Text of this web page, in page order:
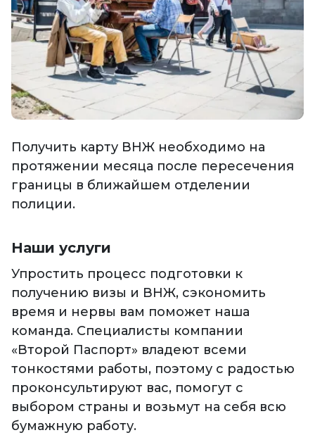
Получить карту ВНЖ необходимо на
протяжении месяца после пересечения
границы в ближайшем отделении
полиции.
Наши услуги
Упростить процесс подготовки к
получению визы и ВНЖ, сэкономить
время и нервы вам поможет наша
команда. Специалисты компании
«Второй Паспорт» владеют всеми
тонкостями работы, поэтому с радостью
проконсультируют вас, помогут с
выбором страны и возьмут на себя всю
бумажную работу.